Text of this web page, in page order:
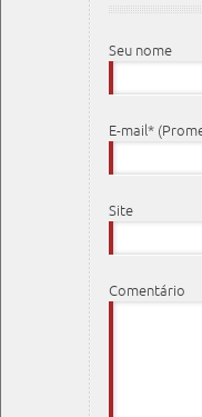
Seu nome
E-mail*
Site
Comentário